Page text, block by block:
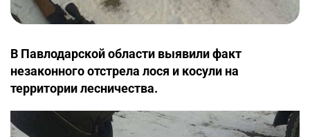
В Павлодарской области выявили факт
незаконного отстрела лося и косули на
территории лесничества.